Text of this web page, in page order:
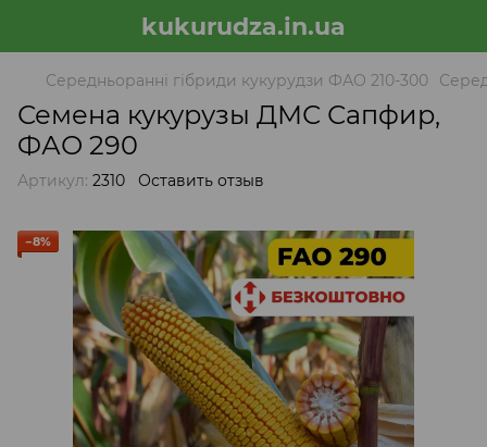
kukurudza.in.ua
Середньоранні гібриди кукурудзи ФАО 210-300
Семена кукурузы ДМС Сапфир,
ФАО 290
Артикул: 2310 Оставить отзыв
−8%